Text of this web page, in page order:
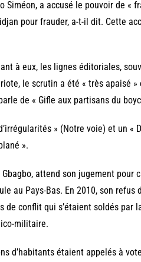
Siméon, a accusé le pouvoir de «
pour frauder, a-t-il dit. Cette
à eux, les lignes éditoriales,
le scrutin a été « très apaisé »
de « Gifle aux partisans du
» (Notre voie) et un «
».
attend son jugement pour
au Pays-Bas. En 2010, son
conflit qui s’étaient soldés par
militaire.
d’habitants étaient appelés à